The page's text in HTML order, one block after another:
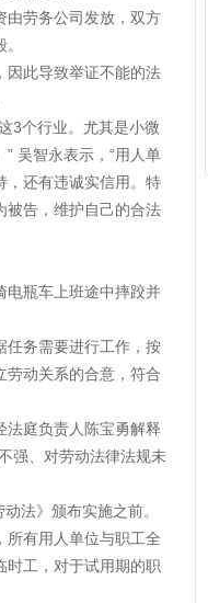
由劳务公司发放，双方
因此导致举证不能的法
3个行业。尤其是小微
吴智永表示，“用人单
，还有违诚实信用。特
被告，维护自己的合法
电瓶车上班途中摔跤并
任务需要进行工作，按
劳动关系的合意，符合
法庭负责人陈宝勇解释
强、对劳动法律法规未
法》颁布实施之前。
所有用人单位与职工全
时工，对于试用期的职